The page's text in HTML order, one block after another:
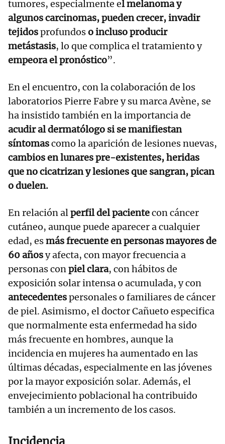
tumores, especialmente el melanoma y
algunos carcinomas, pueden crecer, invadir
tejidosprofundoso incluso producir
metástasis, lo que complica el tratamiento y
empeora el pronóstico”.
En el encuentro, con la colaboración de los
laboratorios Pierre Fabre y su marca Avène, se
ha insistido también en la importancia de
acudir al dermatólogo si se manifiestan
síntomascomo la aparición de lesiones nuevas,
cambios en lunares pre-existentes, heridas
que no cicatrizan y lesiones que sangran, pican
o duelen.
En relación alperfil del pacientecon cáncer
cutáneo, aunque puede aparecer a cualquier
edad, esmás frecuente en personas mayores de
60 añosy afecta, con mayor frecuencia a
personas conpiel clara, con hábitos de
exposición solar intensa o acumulada, y con
antecedentespersonales o familiares de cáncer
de piel. Asimismo, el doctor Cañueto especifica
que normalmente esta enfermedad ha sido
más frecuente en hombres, aunque la
incidencia en mujeres ha aumentado en las
últimas décadas, especialmente en las jóvenes
por la mayor exposición solar. Además, el
envejecimiento poblacional ha contribuido
también a un incremento de los casos.